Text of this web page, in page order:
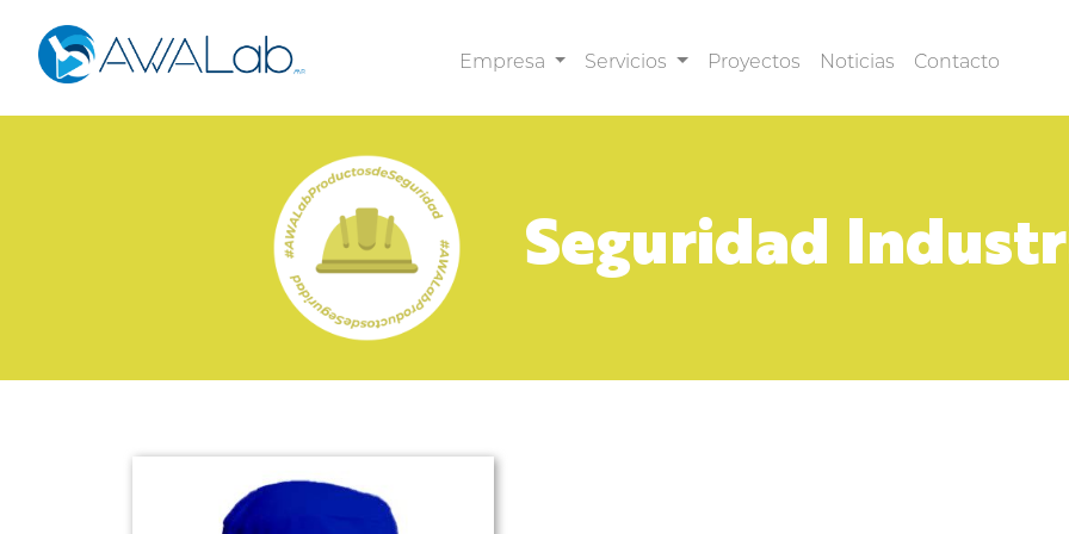
Empresa Servicios Proyectos Noticias Contacto
Seguridad